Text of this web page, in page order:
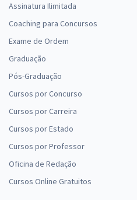
Economize
Prefeitura de Senador Canedo -
Assinatura Ilimitada
Coaching para Concursos
Exame de Ordem
Graduação
Pós-Graduação
Cursos por Concurso
Cursos por Carreira
Cursos por Estado
Cursos por Professor
Oficina de Redação
Cursos Online Gratuitos